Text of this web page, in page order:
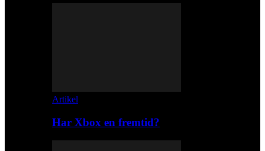
Artikel
Har Xbox en fremtid?